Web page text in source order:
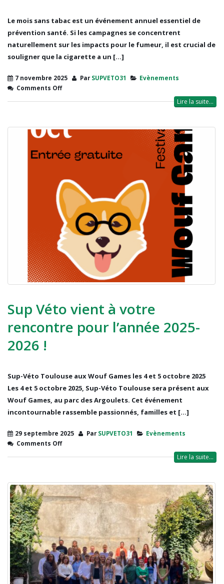
Le mois sans tabac est un événement annuel essentiel de
prévention santé. Si les campagnes se concentrent
naturellement sur les impacts pour le fumeur, il est crucial de
souligner que la cigarette a un [...]
7 novembre 2025 ParSUPVETO31
Evènements
Comments Off
Lire la suite...
Sup Véto vient à votre
rencontre pour l’année 2025-
2026 !
Sup-Véto Toulouse aux Wouf Games les 4 et 5 octobre 2025
Les 4 et 5 octobre 2025, Sup-Véto Toulouse sera présent aux
Wouf Games, au parc des Argoulets. Cet événement
incontournable rassemble passionnés, familles et [...]
29 septembre 2025 ParSUPVETO31
Evènements
Comments Off
Lire la suite...